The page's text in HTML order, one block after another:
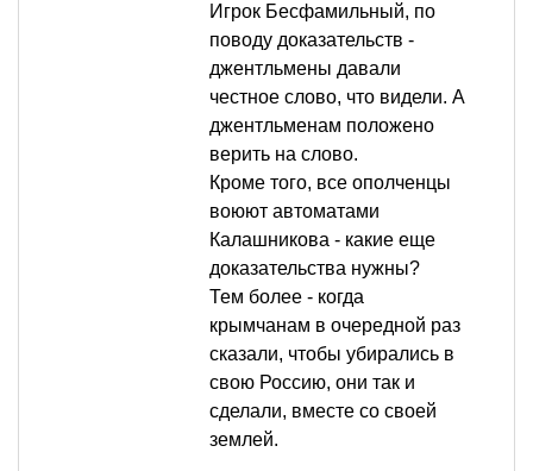
Игрок Бесфамильный, по
поводу доказательств -
джентльмены давали
честное слово, что видели. А
джентльменам положено
верить на слово.
Кроме того, все ополченцы
воюют автоматами
Калашникова - какие еще
доказательства нужны?
Тем более - когда
крымчанам в очередной раз
сказали, чтобы убирались в
свою Россию, они так и
сделали, вместе со своей
землей.